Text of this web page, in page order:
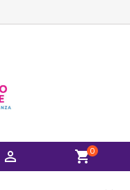
 shopping_cart0